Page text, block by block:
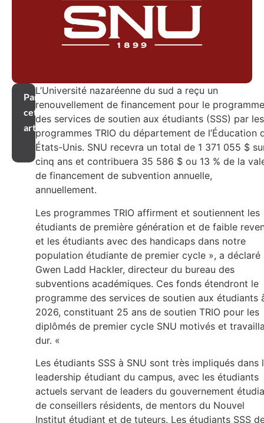
Partager
cet
article
L’Université nazaréenne du sud a reçu un
renouvellement de financement pour le programme
des services de soutien aux étudiants (SSS) par les
programmes TRIO du département de l’Éducation
États-Unis. SNU recevra un total de 1 371 055 $
cinq ans et contribuera 35 586 $ ou 13 % de la
de financement de subvention annuelle,
annuellement.
Les programmes TRIO affirment et soutiennent les
étudiants de première génération et de faible
et les étudiants avec des handicaps dans notre
population étudiante de premier cycle », a déclaré
Gwen Ladd Hackler, directeur du bureau des
subventions académiques. Ces fonds étendront le
programme des services de soutien aux étudiants
2026, constituant 25 ans de soutien TRIO pour les
diplômés de premier cycle SNU motivés et
dur. «
Les étudiants SSS à SNU sont très impliqués dans
leadership étudiant du campus, avec les étudiants
actuels servant de leaders du gouvernement
de conseillers résidents, de mentors du Nouvel
Institut étudiant et de tuteurs. Les étudiants SSS